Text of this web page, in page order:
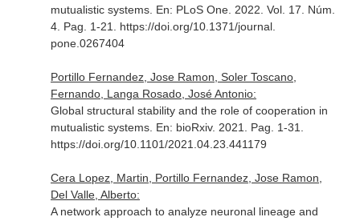
mutualistic systems. En: PLoS One. 2022. Vol. 17. Núm.
4. Pag. 1-21. https://doi.org/10.1371/journal.
pone.0267404
Portillo Fernandez, Jose Ramon, Soler Toscano,
Fernando, Langa Rosado, José Antonio:
Global structural stability and the role of cooperation in
mutualistic systems. En: bioRxiv. 2021. Pag. 1-31.
https://doi.org/10.1101/2021.04.23.441179
Cera Lopez, Martin, Portillo Fernandez, Jose Ramon,
Del Valle, Alberto:
A network approach to analyze neuronal lineage and